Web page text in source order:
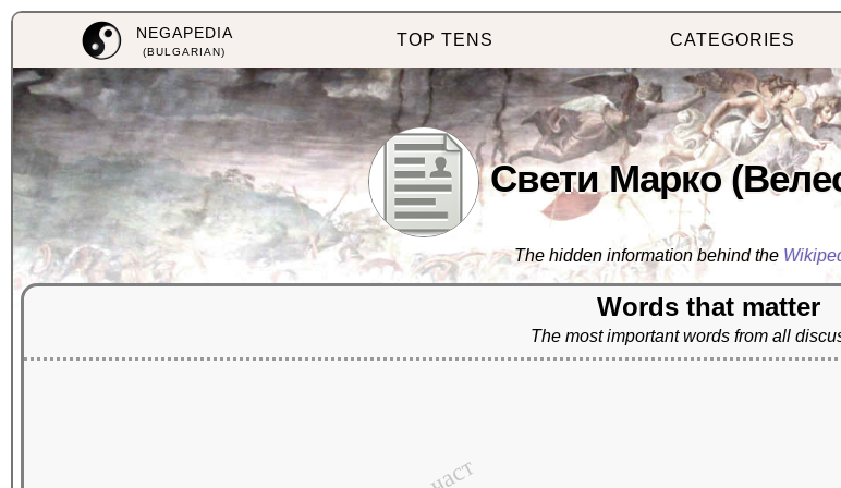
NEGAPEDIA
(BULGARIAN)
TOP TENS CATEGORIES
Свети Марко
The hidden information behind the
Words that matter
The most important words from all
част